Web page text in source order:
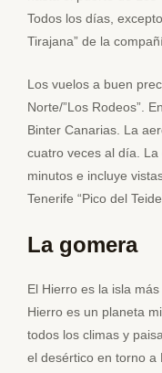
Todos los días,
Tirajana” de la
Los vuelos a buen
Norte/”Los Rodeos”.
Binter Canarias. La
cuatro veces al día.
minutos e incluye
Tenerife “Pico del
La gomera
El Hierro es la isla
Hierro es un planeta
todos los climas y
el desértico en torno a